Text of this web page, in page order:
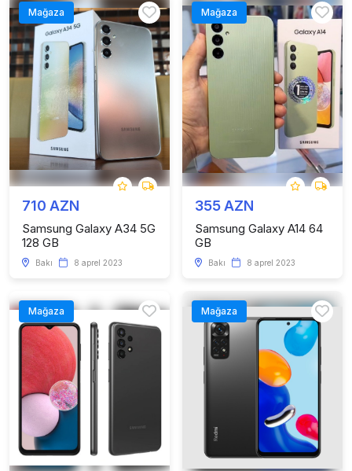
Mağaza
710 AZN
Samsung Galaxy A34 5G
128 GB
Bakı 8 aprel 2023
Mağaza
355 AZN
Samsung Galaxy A14 64
GB
Bakı 8 aprel 2023
Mağaza Mağaza